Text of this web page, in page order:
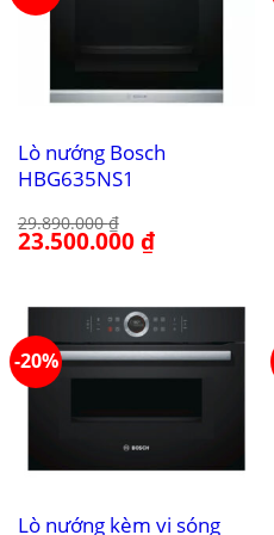
Lò nướng Bosch
HBG635NS1
29.890.000₫
Giá
gốc
23.500.000₫Giá
hiện
-20%
Lò nướng kèm vi sóng